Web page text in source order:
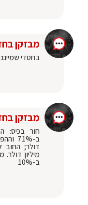
מבזקן
בחסדי שמיים: 0 חולי קורונה בבני ברק היום
מבזקן
חור בכיס:
ב-10%